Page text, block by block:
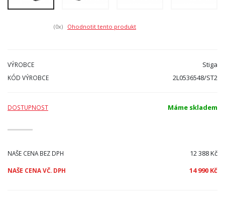
(0x) Ohodnotit tento produkt
VÝROBCE Stiga
KÓD VÝROBCE 2L0536548/ST2
DOSTUPNOST Máme skladem
NAŠE CENA BEZ DPH 12 388 Kč
NAŠE CENA VČ. DPH 14 990 Kč